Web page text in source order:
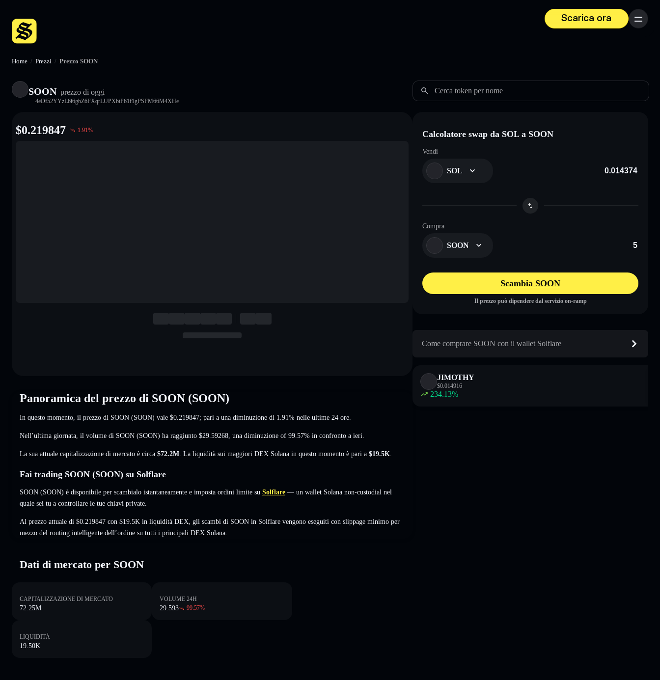
Scarica ora
Menu
Home / Prezzi / Prezzo SOON
SOON prezzo di oggi
4eDf52YYzL6i6gbZ6FXqrLUPXbtP61f1gPSFM66M4XHe
Cerca token per nome
$0.219847 1.91%
Panoramica del prezzo di SOON (SOON)
In questo momento, il prezzo di SOON (SOON) vale $0.219847; pari a una diminuzione di 1.91% nelle ultime 24 ore.
Nell’ultima giornata, il volume di SOON (SOON) ha raggiunto $29.59268 una diminuzione of 99.57% in confronto a ieri.
La sua attuale capitalizzazione di mercato è circa $72.2M . La liquidità sui maggiori DEX Solana in questo momento è pari a $19.5K
Fai trading SOON (SOON) su Solflare
SOON (SOON) è disponibile per scambialo istantaneamente e imposta ordini limite su Solflare — un wallet Solana non-custodial nel
quale sei tu a controllare le tue chiavi private.
Al prezzo attuale di $0.219847 con $19.5K in liquidità DEX, gli scambi di SOON in Solflare vengono eseguiti con slippage minimo per
mezzo del routing intelligente dell’ordine su tutti i principali DEX Solana.
Dati di mercato per SOON
CAPITALIZZAZIONE DI MERCATO
72.25M
VOLUME 24H
29.593 99.57%
LIQUIDITÀ
19.50K
Calcolatore swap da SOL a SOON
Vendi
SOL
Compra
SOON
Scambia SOON
Il prezzo può dipendere dal servizio on-ramp
Come comprare SOON con il wallet Solflare
JIMOTHY
$0.014916
234.13%